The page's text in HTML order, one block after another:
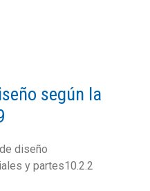
según la
diseño
y partes10.2.2